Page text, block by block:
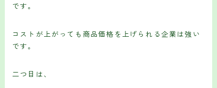
です。
コストが上がっても商品価格を上げられる企業は強い
です。
二つ目は、